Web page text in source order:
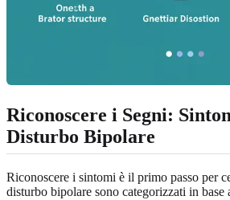
Riconoscere i Segni:
Disturbo Bipolare
Riconoscere i sintomi è il primo passo per
disturbo bipolare sono categorizzati in